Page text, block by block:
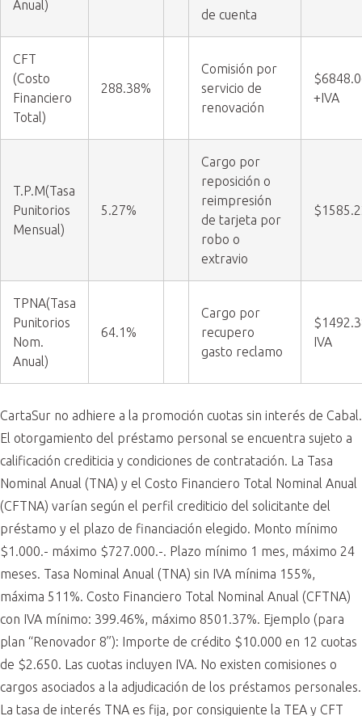
Anual)
de cuenta
CFT
(Costo
Financiero
Total)
288.38%
Comisión por
servicio de
renovación
+IVA
T.P.M(Tasa
Punitorios
Mensual)
5.27%
Cargo por
reposición o
reimpresión
de tarjeta por
robo o
extravio
TPNA(Tasa
Punitorios
Nom.
Anual)
64.1%
Cargo por
recupero
gasto reclamo
IVA
CartaSur no adhiere a la promoción cuotas sin interés de Cabal.
El otorgamiento del préstamo personal se encuentra sujeto a
calificación crediticia y condiciones de contratación. La Tasa
Nominal Anual (TNA) y el Costo Financiero Total Nominal Anual
(CFTNA) varían según el perfil crediticio del solicitante del
préstamo y el plazo de financiación elegido. Monto mínimo
$1.000.- máximo $727.000.-. Plazo mínimo 1 mes, máximo 24
meses. Tasa Nominal Anual (TNA) sin IVA mínima 155%,
máxima 511%. Costo Financiero Total Nominal Anual (CFTNA)
con IVA mínimo: 399.46%, máximo 8501.37%. Ejemplo (para
plan “Renovador 8”): Importe de crédito $10.000 en 12 cuotas
de $2.650. Las cuotas incluyen IVA. No existen comisiones o
cargos asociados a la adjudicación de los préstamos personales.
La tasa de interés TNA es fija, por consiguiente la TEA y CFT